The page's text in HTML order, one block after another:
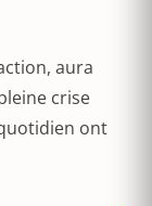
aura
crise
ont